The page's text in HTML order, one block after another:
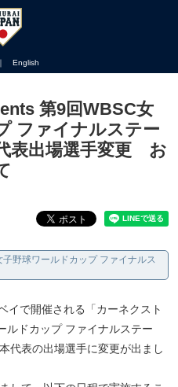
｜ English
第9回WBSC女
ファイナルステー
表出場選手変更 お
野球ワールドカップ ファイナルス
で開催される「カーネクスト
ルドカップ ファイナルステー
代表の出場選手に変更が出まし